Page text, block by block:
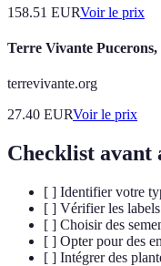
158.51 EURVoir le prix
Terre Vivante
terrevivante.org
27.40 EURVoir le prix
Checklist avant
[ ] Identifier votre
[ ] Vérifier les
[ ] Choisir des
[ ] Opter pour des
[ ] Intégrer des